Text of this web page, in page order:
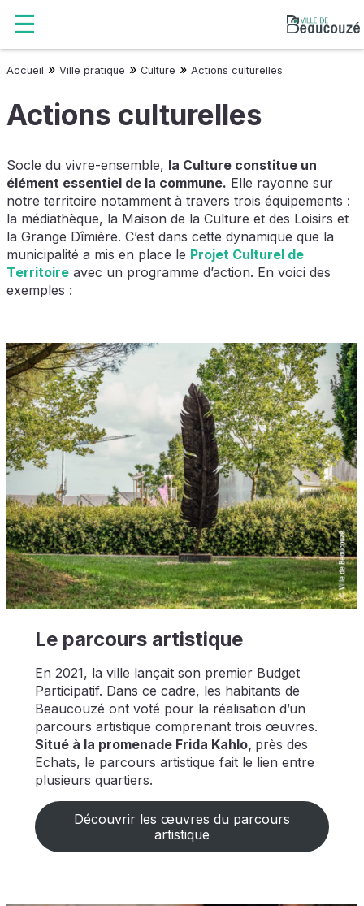
Accueil » Ville pratique » Culture » Actions culturelles
Actions culturelles
Socle du vivre-ensemble, la Culture constitue un
élément essentiel de la commune. Elle rayonne sur
notre territoire notamment à travers trois équipements :
la médiathèque, la Maison de la Culture et des Loisirs et
la Grange Dîmière. C’est dans cette dynamique que la
municipalité a mis en place le Projet Culturel de
Territoire avec un programme d’action. En voici des
exemples :
Le parcours artistique
En 2021, la ville lançait son premier Budget
Participatif. Dans ce cadre, les habitants de
Beaucouzé ont voté pour la réalisation d’un
parcours artistique comprenant trois œuvres.
Situé à la promenade Frida Kahlo, près des
Echats, le parcours artistique fait le lien entre
plusieurs quartiers.
Découvrir les œuvres du parcours
artistique